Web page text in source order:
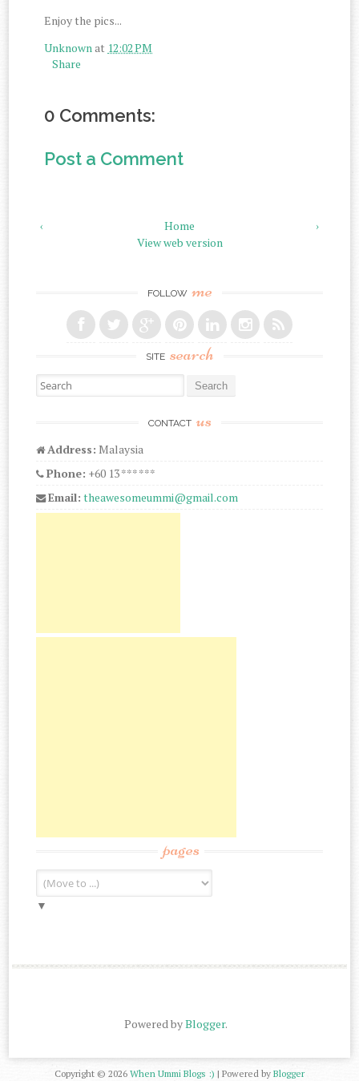
Enjoy the pics...
Unknownat 12:02 PM
Share
0 Comments:
Post a Comment
‹ ›
Home
View web version
FOLLOW me
SITE search
Search for:
CONTACT us
Address: Malaysia
Phone: +60 13 *** ***
Email: theawesomeummi@gmail.com
pages
▼
Powered byBlogger.
Copyright © 2026 When Ummi Blogs :) | Powered by Blogger